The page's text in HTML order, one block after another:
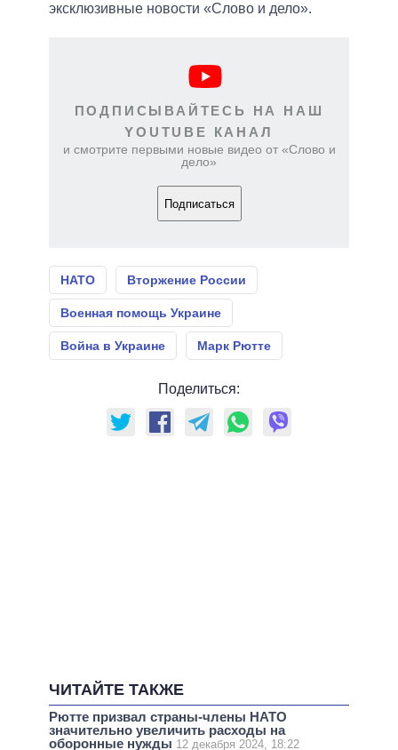
эксклюзивные новости «Слово и дело».
ПОДПИСЫВАЙТЕСЬ НА НАШ
YOUTUBE КАНАЛ
и смотрите первыми новые видео от «Слово и
дело»
Подписаться
НАТО Вторжение России
Военная помощь Украине
Война в Украине Марк Рютте
Поделиться:
ЧИТАЙТЕ ТАКЖЕ
Рютте призвал страны-члены НАТО
значительно увеличить расходы на
оборонные нужды 12 декабря 2024, 18:22